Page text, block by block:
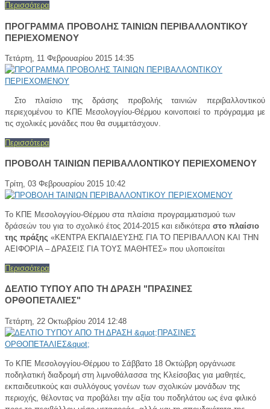
Περισσότερα
ΠΡΟΓΡΑΜΜΑ ΠΡΟΒΟΛΗΣ ΤΑΙΝΙΩΝ ΠΕΡΙΒΑΛΛΟΝΤΙΚΟΥ
ΠΕΡΙΕΧΟΜΕΝΟΥ
Τετάρτη, 11 Φεβρουαρίου 2015 14:35
Στο πλαίσιο της δράσης προβολής ταινιών περιβαλλοντικού
περιεχομένου το ΚΠΕ Μεσολογγίου-Θέρμου κοινοποιεί το πρόγραμμα με
τις σχολικές μονάδες που θα συμμετάσχουν.
Περισσότερα
ΠΡΟΒΟΛΗ ΤΑΙΝΙΩΝ ΠΕΡΙΒΑΛΛΟΝΤΙΚΟΥ ΠΕΡΙΕΧΟΜΕΝΟΥ
Τρίτη, 03 Φεβρουαρίου 2015 10:42
Το ΚΠΕ Μεσολογγίου-Θέρμου στα πλαίσια προγραμματισμού των
δράσεών του για το σχολικό έτος 2014-2015 και ειδικότερα στο πλαίσιο
της πράξης «ΚΕΝΤΡΑ ΕΚΠΑΙΔΕΥΣΗΣ ΓΙΑ ΤΟ ΠΕΡΙΒΑΛΛΟΝ ΚΑΙ ΤΗΝ
ΑΕΙΦΟΡΙΑ – ΔΡΑΣΕΙΣ ΓΙΑ ΤΟΥΣ ΜΑΘΗΤΕΣ» που υλοποιείται
Περισσότερα
ΔΕΛΤΙΟ ΤΥΠΟΥ ΑΠΟ ΤΗ ΔΡΑΣΗ "ΠΡΑΣΙΝΕΣ
ΟΡΘΟΠΕΤΑΛΙΕΣ"
Τετάρτη, 22 Οκτωβρίου 2014 12:48
Το ΚΠΕ Μεσολογγίου-Θέρμου το Σάββατο 18 Οκτώβρη οργάνωσε
ποδηλατική διαδρομή στη λιμνοθάλασσα της Κλείσοβας για μαθητές,
εκπαιδευτικούς και συλλόγους γονέων των σχολικών μονάδων της
περιοχής, θέλοντας να προβάλει την αξία του ποδηλάτου ως ένα φιλικό